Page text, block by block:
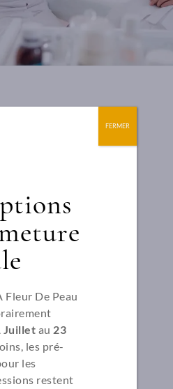
Fleur De Peau
Juillet au 23
les pré-
les
restent
FERMER